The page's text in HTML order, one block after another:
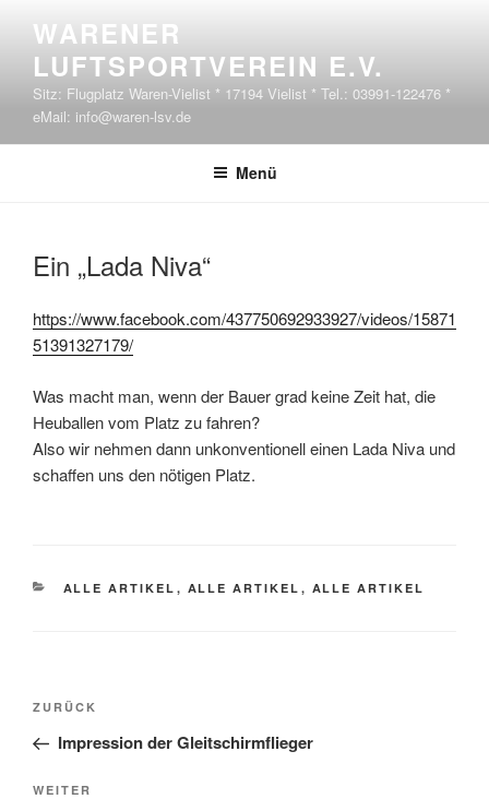
WARENER
LUFTSPORTVEREIN E.V.
Sitz: Flugplatz Waren-Vielist * 17194 Vielist * Tel.: 03991-122476 *
eMail: info@waren-lsv.de
Menü
Ein „Lada Niva“
https://www.facebook.com/437750692933927/videos/15871
51391327179/
Was macht man, wenn der Bauer grad keine Zeit hat, die
Heuballen vom Platz zu fahren?
Also wir nehmen dann unkonventionell einen Lada Niva und
schaffen uns den nötigen Platz.
KATEGORIEN
ALLE ARTIKEL , ALLE ARTIKEL , ALLE ARTIKEL
Beitragsnavigation
Vorheriger Beitrag
ZURÜCK
Impression der Gleitschirmflieger
Nächster Beitrag
WEITER